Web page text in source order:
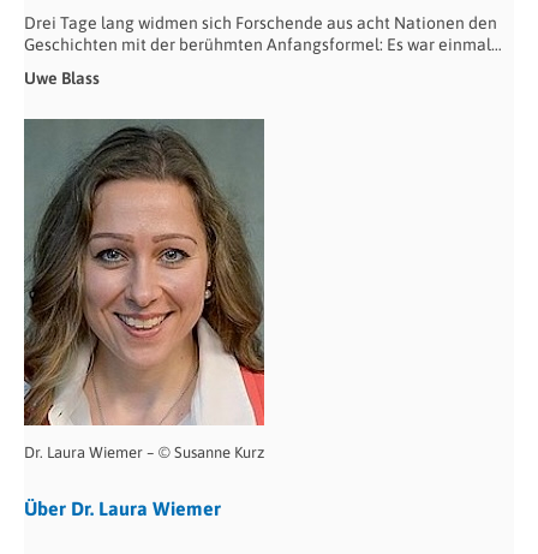
Drei Tage lang widmen sich Forschende aus acht Nationen den
Geschichten mit der berühmten Anfangsformel: Es war einmal…
Uwe Blass
Dr. Laura Wiemer – © Susanne Kurz
Über Dr. Laura Wiemer